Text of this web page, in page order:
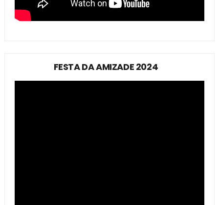
FESTA DA AMIZADE 2024